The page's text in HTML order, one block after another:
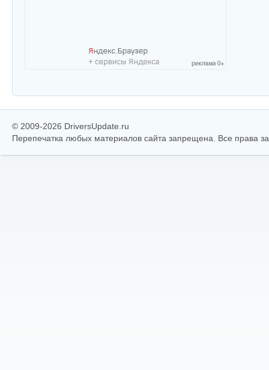
© 2009-2026 DriversUpdate.ru
Перепечатка любых материалов сайта запрещена. Все права